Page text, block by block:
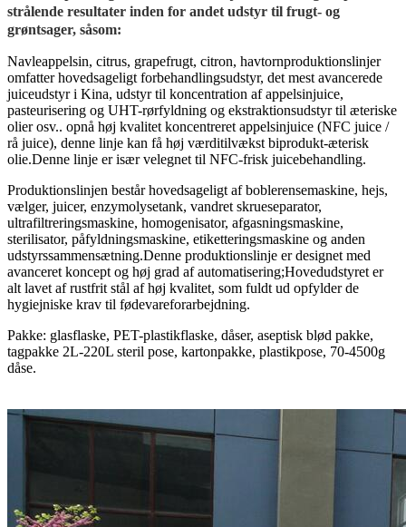
strålende resultater inden for andet udstyr til frugt- og
grøntsager, såsom:
Navleappelsin, citrus, grapefrugt, citron, havtornproduktionslinjer
omfatter hovedsageligt forbehandlingsudstyr, det mest avancerede
juiceudstyr i Kina, udstyr til koncentration af appelsinjuice,
pasteurisering og UHT-rørfyldning og ekstraktionsudstyr til æteriske
olier osv.. opnå høj kvalitet koncentreret appelsinjuice (NFC juice /
rå juice), denne linje kan få høj værditilvækst biprodukt-æterisk
olie.Denne linje er især velegnet til NFC-frisk juicebehandling.
Produktionslinjen består hovedsageligt af boblerensemaskine, hejs,
vælger, juicer, enzymolysetank, vandret skrueseparator,
ultrafiltreringsmaskine, homogenisator, afgasningsmaskine,
sterilisator, påfyldningsmaskine, etiketteringsmaskine og anden
udstyrssammensætning.Denne produktionslinje er designet med
avanceret koncept og høj grad af automatisering;Hovedudstyret er
alt lavet af rustfrit stål af høj kvalitet, som fuldt ud opfylder de
hygiejniske krav til fødevareforarbejdning.
Pakke: glasflaske, PET-plastikflaske, dåser, aseptisk blød pakke,
tagpakke 2L-220L steril pose, kartonpakke, plastikpose, 70-4500g
dåse.